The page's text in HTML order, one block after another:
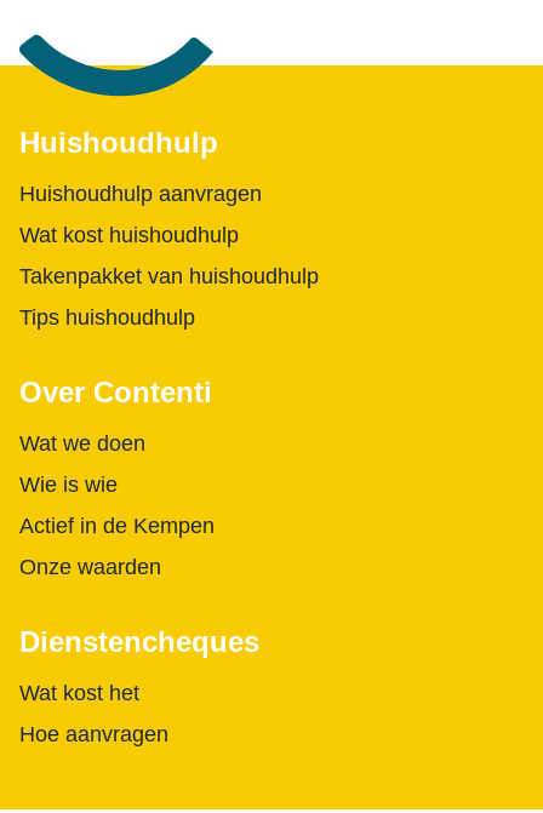
Footer
Huishoudhulp
Huishoudhulp aanvragen
Wat kost huishoudhulp
Takenpakket van huishoudhulp
Tips huishoudhulp
Over Contenti
Wat we doen
Wie is wie
Actief in de Kempen
Onze waarden
Dienstencheques
Wat kost het
Hoe aanvragen